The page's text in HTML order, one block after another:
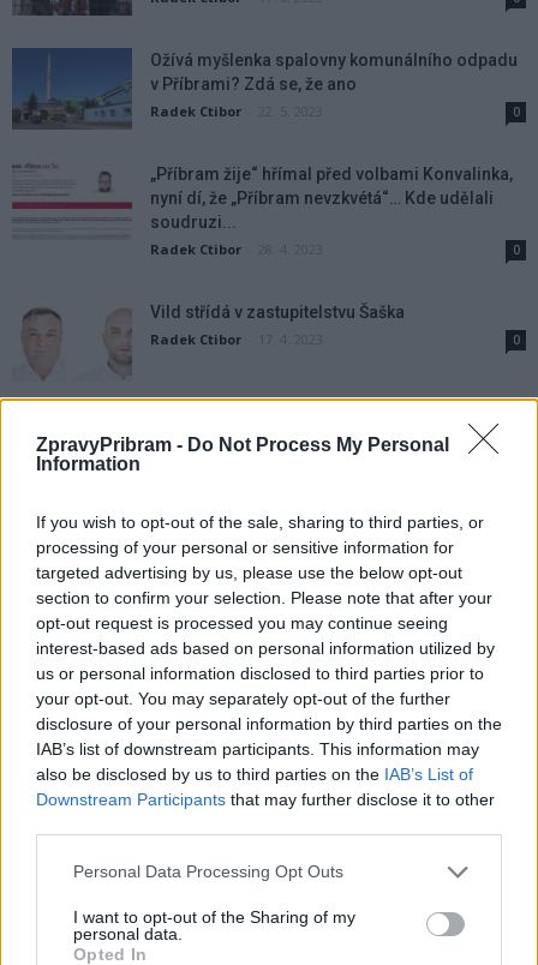
ZpravyPribram - Do Not Process My Personal
Information
If you wish to opt-out of the sale, sharing to third parties, or
processing of your personal or sensitive information for
targeted advertising by us, please use the below opt-out
section to confirm your selection. Please note that after your
opt-out request is processed you may continue seeing
interest-based ads based on personal information utilized by
us or personal information disclosed to third parties prior to
your opt-out. You may separately opt-out of the further
disclosure of your personal information by third parties on the
IAB’s list of downstream participants. This information may
also be disclosed by us to third parties on the IAB’s List of
Downstream Participants that may further disclose it to other
Personal Data Processing Opt Outs
I want to opt-out of the Sharing of my
personal data.
Opted In
Ožívá myšlenka spalovny komunálního odpadu
v Příbrami? Zdá se, že ano
Radek Ctibor 0
„Příbram žije“ hřímal před volbami Konvalinka,
nyní dí, že „Příbram nevzkvétá“… Kde udělali
soudruzi...
Radek Ctibor 0
Vild střídá v zastupitelstvu Šaška
Radek Ctibor 0
Příbrami nalákat turisty
KOMENTÁŘ: Šance po volbách slibovala
setkávání s voliči. O první nebyl zájem, další už
nebyla
Radek Ctibor -